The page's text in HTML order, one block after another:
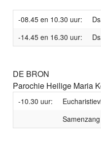
-08.45 en 10.30 uur:
-14.45 en 16.30 uur:
DE BRON
Parochie Heilige Maria
-10.30 uur:
Samenzang